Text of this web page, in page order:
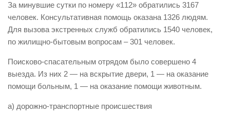
Отчеты о реализации муниципальных программ
Документы
История
Виды деятельности
Обслуживание опасных производственных объектов
УГЗ рекомендует
Половодье
За минувшие сутки по номеру «112» обратились 3167
человек. Консультативная помощь оказана 1326 людям.
Для вызова экстренных служб обратились 1540 человек,
по жилищно-бытовым вопросам – 301 человек.
Поисково-спасательным отрядом было совершено 4
выезда. Из них 2 — на вскрытие двери, 1 — на оказание
помощи больным, 1 — на оказание помощи животным.
а) дорожно-транспортные происшествия